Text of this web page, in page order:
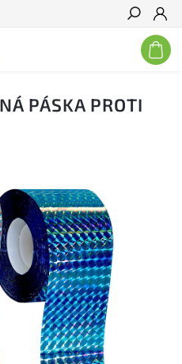
Hľadať
PÁSKA PROTI